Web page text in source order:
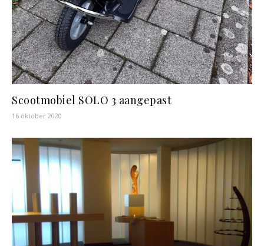
Scootmobiel SOLO 3 aangepast
16 oktober 2020